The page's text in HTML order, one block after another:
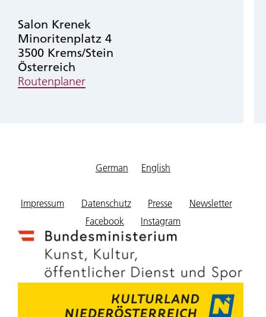
Salon Krenek
Minoritenplatz 4
3500 Krems/Stein
Österreich
Routenplaner
German English
Footer
menu
Impressum Datenschutz Presse
Newsletter
Facebook
Instagram